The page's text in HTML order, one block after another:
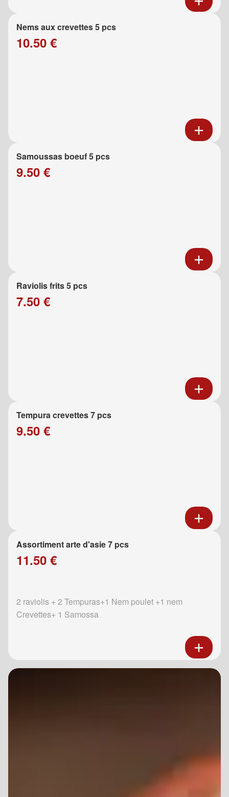
Nems aux crevettes 5 pcs
10.50 €
Samoussas boeuf 5 pcs
9.50 €
Raviolis frits 5 pcs
7.50 €
Tempura crevettes 7 pcs
9.50 €
Assortiment arte d'asie 7 pcs
11.50 €
2 raviolis + 2 Tempuras+1 Nem poulet +1 nem
Crevettes+ 1 Samossa